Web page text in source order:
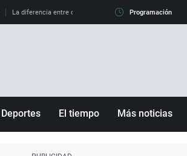
La diferencia entre observar el eclipse al 99% y al 100%
Programación
Deportes El tiempo Más noticias